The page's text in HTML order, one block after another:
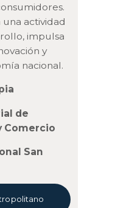
actividad
impulsa
y
nacional.
de
Comercio
San